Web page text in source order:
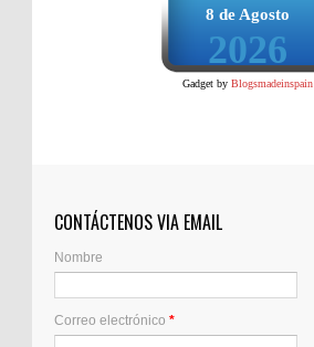
8 de Agosto
2026
Gadget by Blogsmadeinspain
CONTÁCTENOS VIA EMAIL
Nombre
Correo electrónico *